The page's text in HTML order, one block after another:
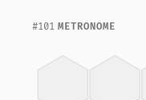
#101 METRONOME